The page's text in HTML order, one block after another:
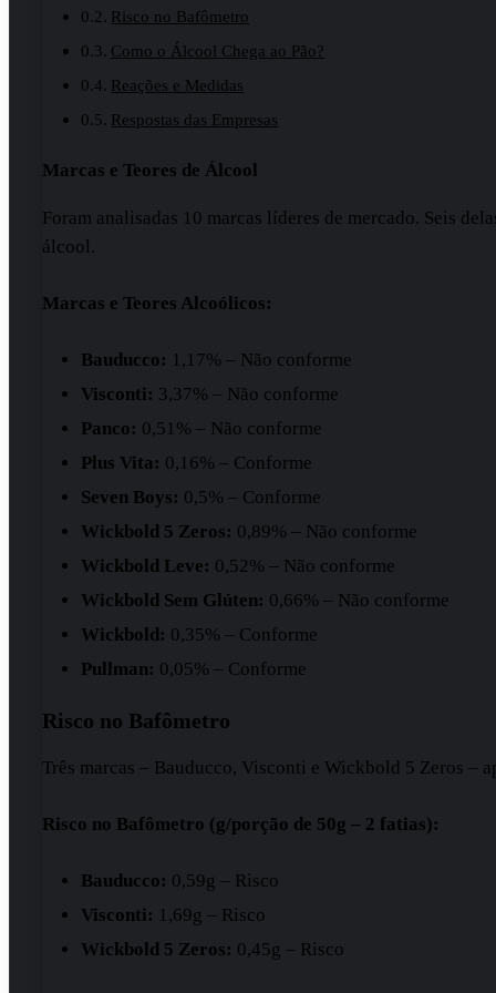
Risco no Bafômetro
Como o Álcool Chega ao Pão?
Reações e Medidas
Respostas das Empresas
Marcas e Teores de Álcool
Foram analisadas 10 marcas líderes de mercado. Seis
álcool.
Marcas e Teores Alcoólicos:
Bauducco: 1,17% – Não conforme
Visconti: 3,37% – Não conforme
Panco: 0,51% – Não conforme
Plus Vita: 0,16% – Conforme
Seven Boys: 0,5% – Conforme
Wickbold 5 Zeros: 0,89% – Não conforme
Wickbold Leve: 0,52% – Não conforme
Wickbold Sem Glúten: 0,66% – Não conforme
Wickbold: 0,35% – Conforme
Pullman: 0,05% – Conforme
Risco no Bafômetro
Três marcas – Bauducco, Visconti e Wickbold 5 Zeros –
Risco no Bafômetro (g/porção de 50g – 2 fatias):
Bauducco: 0,59g – Risco
Visconti: 1,69g – Risco
Wickbold 5 Zeros: 0,45g – Risco